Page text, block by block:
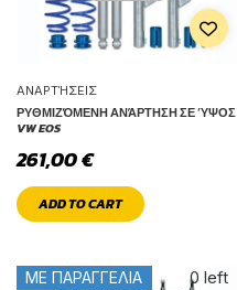
ΑΝΑΡΤΉΣΕΙΣ
ΡΥΘΜΙΖΌΜΕΝΗ ΑΝΆΡΤΗΣΗ ΣΕ ΎΨΟΣ
VW EOS
261,00€
ADD TO CART
ΜΕ ΠΑΡΑΓΓΕΛΙΑ
0 left